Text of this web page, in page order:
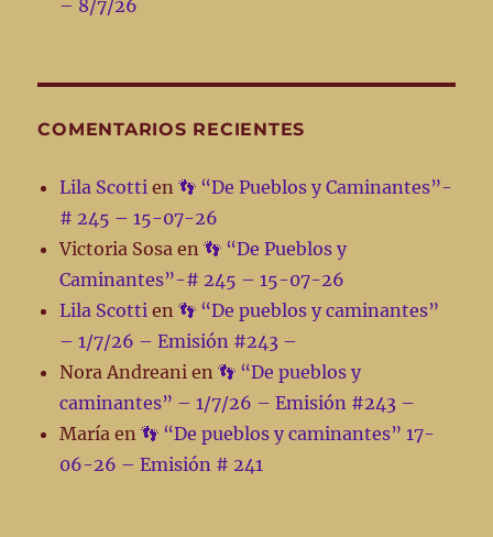
– 8/7/26
COMENTARIOS RECIENTES
Lila Scotti en👣 “De Pueblos y Caminantes”-
# 245 – 15-07-26
Victoria Sosa en👣 “De Pueblos y
Caminantes”-# 245 – 15-07-26
Lila Scotti en👣 “De pueblos y caminantes”
– 1/7/26 – Emisión #243 –
Nora Andreani en👣 “De pueblos y
caminantes” – 1/7/26 – Emisión #243 –
María en👣 “De pueblos y caminantes” 17-
06-26 – Emisión # 241